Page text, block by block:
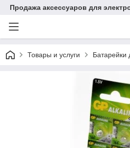
Продажа аксессуаров для
Товары и услуги Батарейки